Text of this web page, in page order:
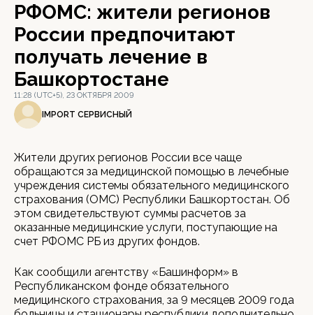
РФОМС: жители регионов
России предпочитают
получать лечение в
Башкортостане
11:28 (UTC+5), 23 ОКТЯБРЯ 2009
IMPORT СЕРВИСНЫЙ
Жители других регионов России все чаще
обращаются за медицинской помощью в лечебные
учреждения системы обязательного медицинского
страхования (ОМС) Республики Башкортостан. Об
этом свидетельствуют суммы расчетов за
оказанные медицинские услуги, поступающие на
счет РФОМС РБ из других фондов.
Как сообщили агентству «Башинформ» в
Республиканском фонде обязательного
медицинского страхования, за 9 месяцев 2009 года